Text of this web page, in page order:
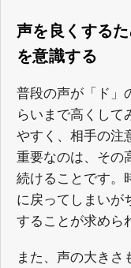
声を良くする
を意識する
普段の声が「ド」
らいまで高くして
やすく、相手の注
重要なのは、その
続けることです。
に戻ってしまいが
することが求めら
また、声の大き